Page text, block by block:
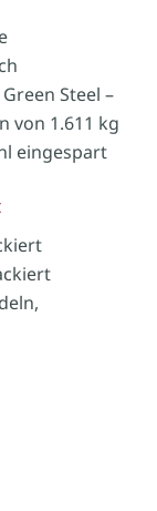
Steel –
von 1.611 kg
eingespart